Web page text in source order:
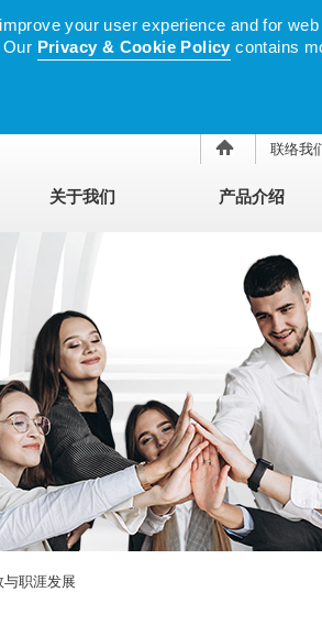
your user experience and for
Privacy & Cookie Policy contains
联络我
关于我们 产品介绍
与职涯发展